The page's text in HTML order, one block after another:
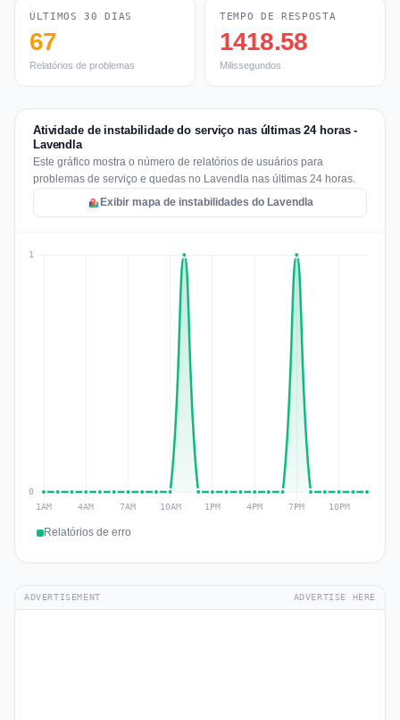
ÚLTIMOS 30 DIAS
67
Relatórios de problemas
TEMPO DE RESPOSTA
1418.58
Milissegundos
Atividade de instabilidade do serviço nas últimas 24 horas -
Lavendla
Este gráfico mostra o número de relatórios de usuários para
problemas de serviço e quedas no Lavendla nas últimas 24 horas.
Exibir mapa de instabilidades do Lavendla
Relatórios de erro
ADVERTISEMENT ADVERTISE HERE